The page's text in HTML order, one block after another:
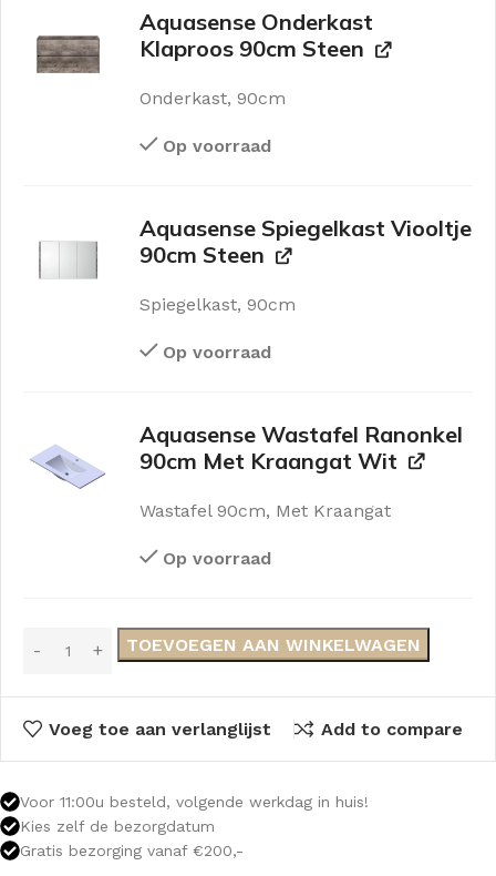
Aquasense Onderkast
Klaproos 90cm Steen
Onderkast, 90cm
Op voorraad
Aquasense Spiegelkast Viooltje
90cm Steen
Spiegelkast, 90cm
Op voorraad
Aquasense Wastafel Ranonkel
90cm Met Kraangat Wit
Wastafel 90cm, Met Kraangat
Op voorraad
TOEVOEGEN AAN WINKELWAGEN
Voeg toe aan verlanglijst Add to compare
Voor 11:00u besteld, volgende werkdag in huis!
Kies zelf de bezorgdatum
Gratis bezorging vanaf €200,-